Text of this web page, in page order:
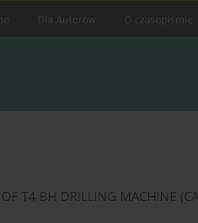
Dla Autorów O czasopiśmie
T4 BH DRILLING MACHINE